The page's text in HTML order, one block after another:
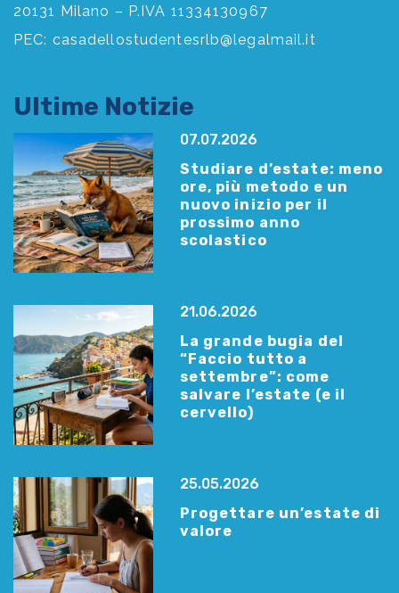
20131 Milano – P.IVA 11334130967
PEC: casadellostudentesrlb@legalmail.it
Ultime Notizie
07.07.2026
Studiare d’estate: meno
ore, più metodo e un
nuovo inizio per il
prossimo anno
scolastico
21.06.2026
La grande bugia del
“Faccio tutto a
settembre”: come
salvare l’estate (e il
cervello)
25.05.2026
Progettare un’estate di
valore